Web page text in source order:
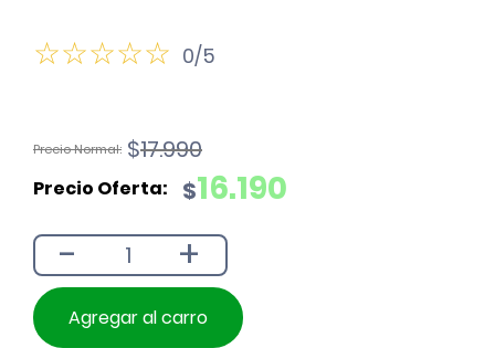
0/5
$17.990
El
original
$17.990.
$16.190
El
actual
$16.190.
- +
Agregar al carro